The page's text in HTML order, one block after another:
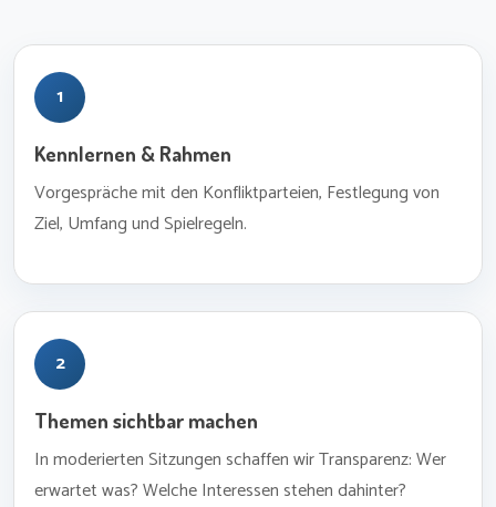
1
Kennlernen & Rahmen
Vorgespräche mit den Konfliktparteien, Festlegung von
Ziel, Umfang und Spielregeln.
2
Themen sichtbar machen
In moderierten Sitzungen schaffen wir Transparenz: Wer
erwartet was? Welche Interessen stehen dahinter?